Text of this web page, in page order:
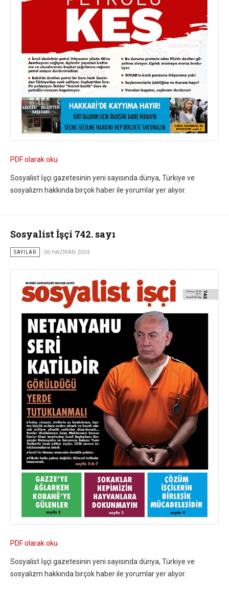
PDF olarak oku
Sosyalist İşçi gazetesinin yeni sayısında dünya, Türkiye ve
sosyalizm hakkında birçok haber ile yorumlar yer alıyor.
Sosyalist İşçi 742. sayı
SAYILAR 06 HAZIRAN 2024
PDF olarak oku
Sosyalist İşçi gazetesinin yeni sayısında dünya, Türkiye ve
sosyalizm hakkında birçok haber ile yorumlar yer alıyor.